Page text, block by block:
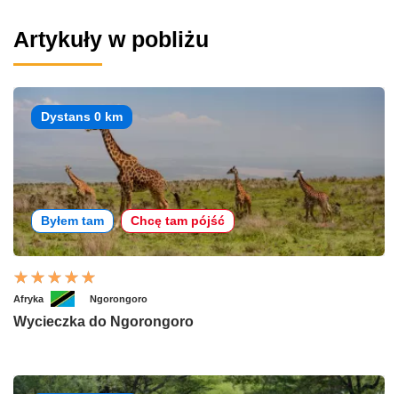
Artykuły w pobliżu
Dystans 0 km
Byłem tam Chcę tam pójść
Afryka Ngorongoro
Wycieczka do Ngorongoro